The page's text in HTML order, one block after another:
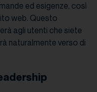
ed esigenze, così
web. Questo
agli utenti che siete
naturalmente verso di